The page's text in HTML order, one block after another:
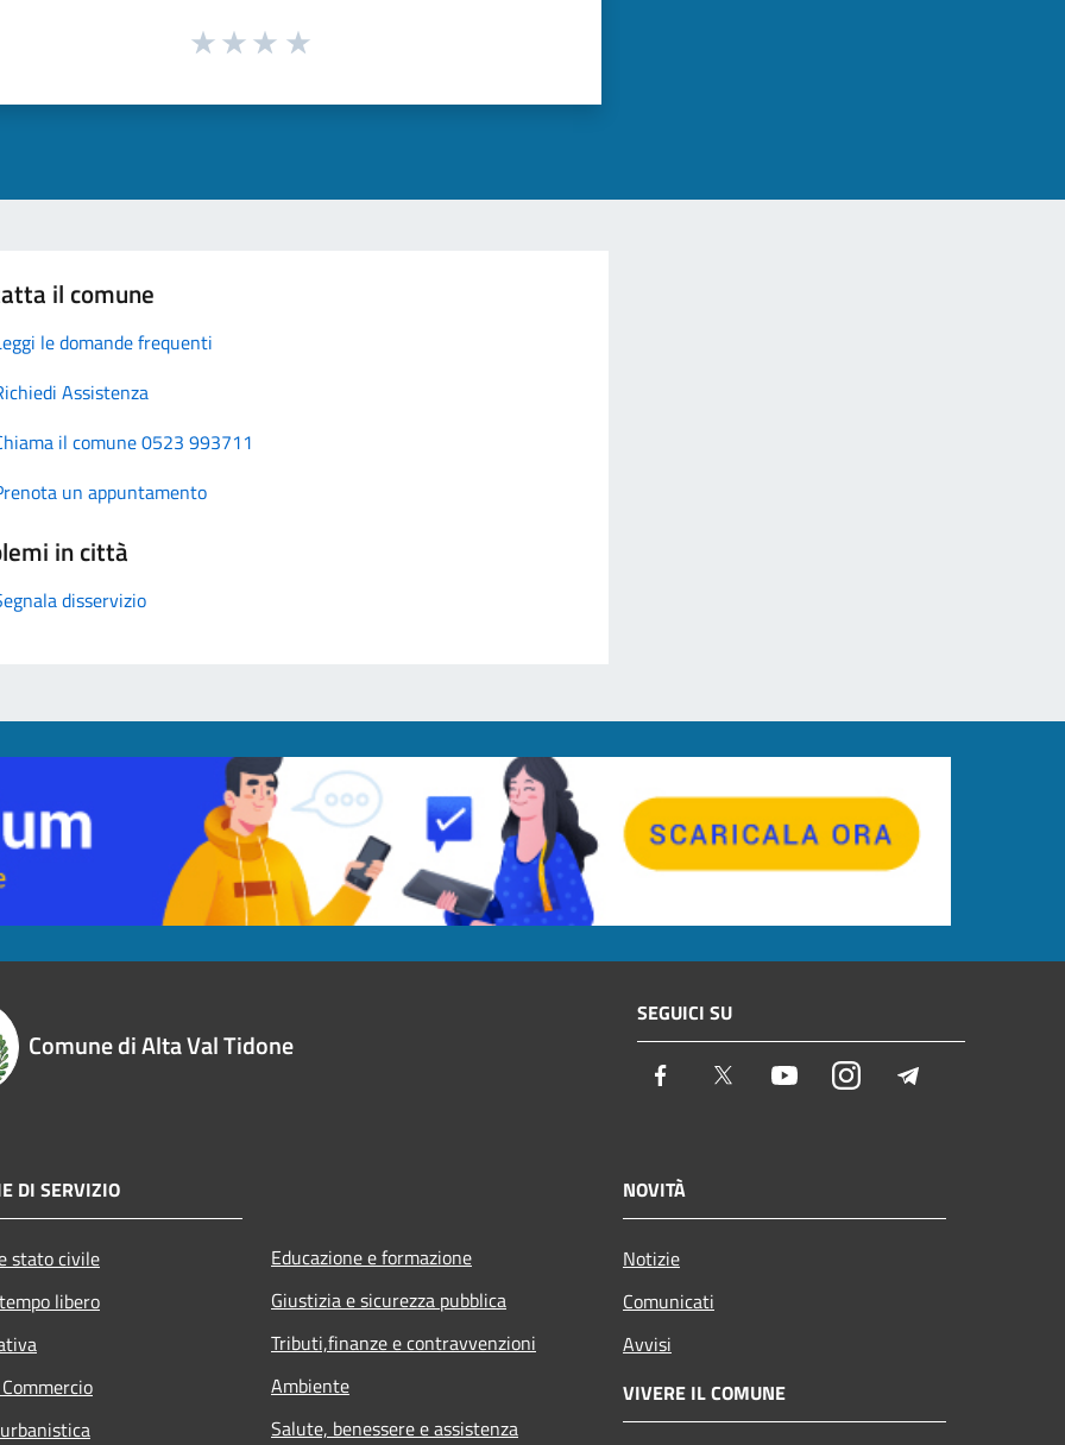
il comune
le domande frequenti
Assistenza
il comune 0523 993711
un appuntamento
in città
disservizio
Comune di Alta Val Tidone
SEGUICI SU
Facebook Twitter YoutubeInstagram
DI SERVIZIO
stato civile
libero
Educazione e formazione
Giustizia e sicurezza pubblica
Tributi,finanze e contravvenzioni
Ambiente
Salute, benessere e assistenza
NOVITÀ
Notizie
Comunicati
Avvisi
VIVERE IL COMUNE